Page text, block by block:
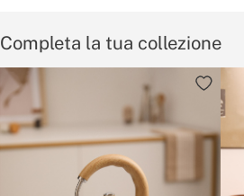
Completa la tua collezione